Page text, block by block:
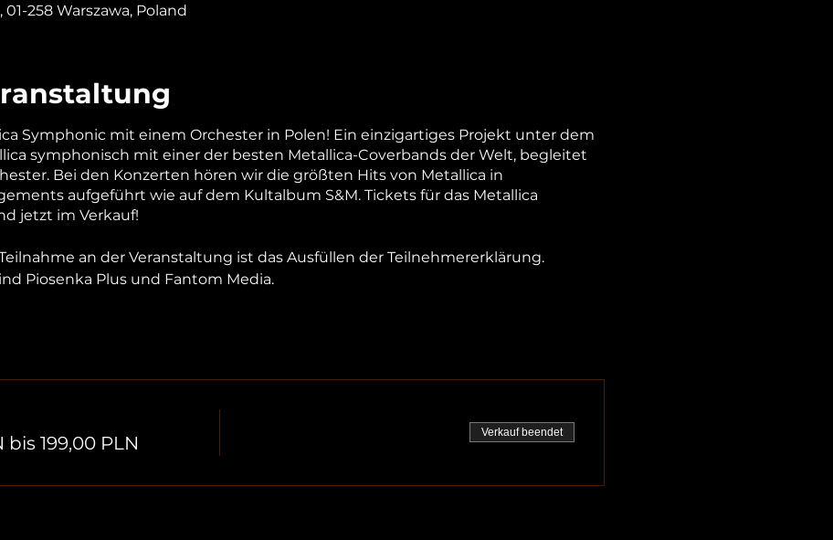
258 Warszawa, Poland
Symphonic mit einem Orchester in Polen! Ein einzigartiges Projekt unter dem
symphonisch mit einer der besten Metallica-Coverbands der Welt, begleitet
Bei den Konzerten hören wir die größten Hits von Metallica in
aufgeführt wie auf dem Kultalbum S&M. Tickets für das Metallica
jetzt im Verkauf!
an der Veranstaltung ist das Ausfüllen der Teilnehmererklärung.
Piosenka Plus und Fantom Media.
bis 199,00 PLN Verkauf beendet